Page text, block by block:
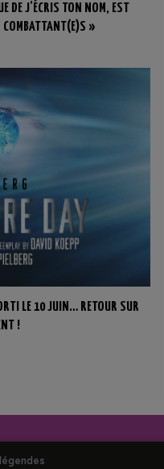
DE J’ÉCRIS TON NOM, EST
COMBATTANT(E)S »
LE 10 JUIN… RETOUR SUR
!